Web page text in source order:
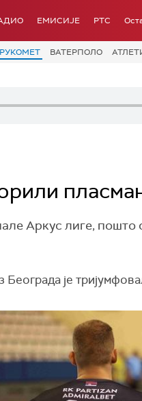
ЕМИСИЈЕ РТС
РУКОМЕТ ВАТЕРПОЛО
Аркус лиге,
Београда је